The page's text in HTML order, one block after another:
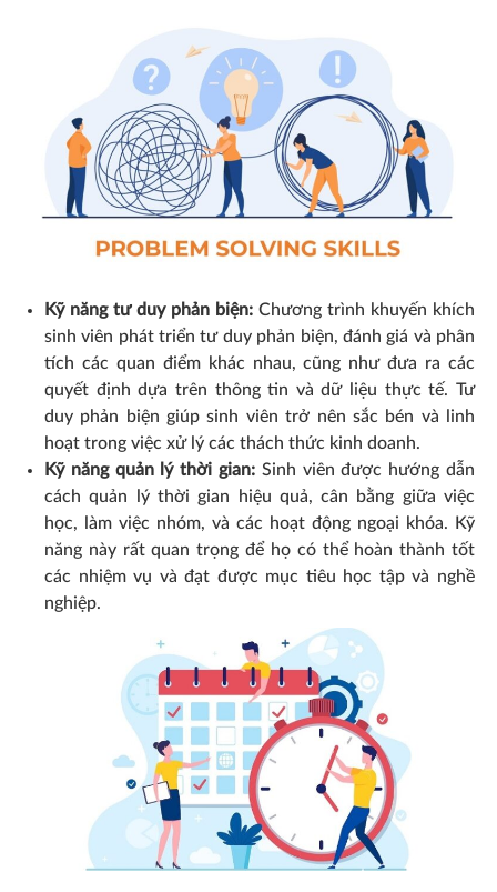
Kỹ năng tư duy phản biện: Chương trình khuyến khích
sinh viên phát triển tư duy phản biện, đánh giá và phân
tích các quan điểm khác nhau, cũng như đưa ra các
quyết định dựa trên thông tin và dữ liệu thực tế. Tư
duy phản biện giúp sinh viên trở nên sắc bén và linh
hoạt trong việc xử lý các thách thức kinh doanh.
Kỹ năng quản lý thời gian: Sinh viên được hướng dẫn
cách quản lý thời gian hiệu quả, cân bằng giữa việc
học, làm việc nhóm, và các hoạt động ngoại khóa. Kỹ
năng này rất quan trọng để họ có thể hoàn thành tốt
các nhiệm vụ và đạt được mục tiêu học tập và nghề
nghiệp.